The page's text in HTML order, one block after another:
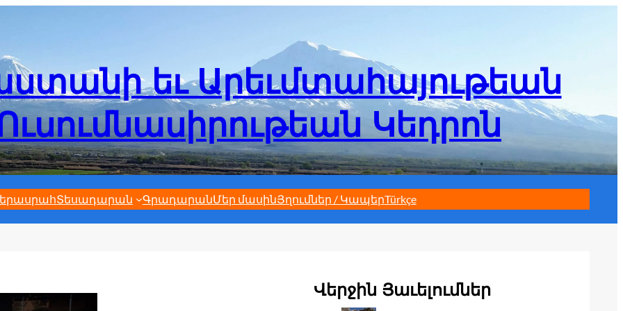
եւ Արեւմտահայութեան
Կեդրոն
Տեսադարան ԳրադարանՄեր մասինՅղումներ / ԿապերTürkçe
Վերջին Յաւելումներ